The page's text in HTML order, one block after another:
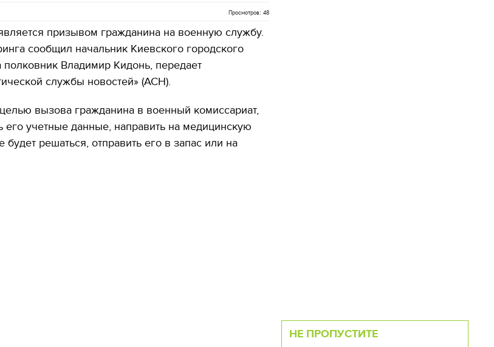
Просмотров: 48
призывом гражданина на военную службу.
сообщил начальник Киевского городского
полковник Владимир Кидонь, передает
службы новостей» (АСН).
вызова гражданина в военный комиссариат,
его учетные данные, направить на медицинскую
решаться, отправить его в запас или на
НЕ ПРОПУСТИТЕ